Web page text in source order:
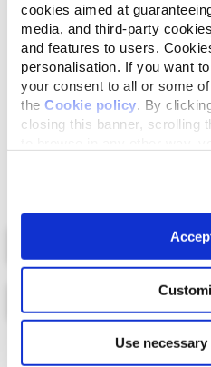
cookies aimed at
media, and third-party
and features to users.
personalisation. If you want
your consent to all or some
the Cookie policy . By
closing this banner, scrolling
Use
Verse kip 26%,
varkenseiwitten 13,4%,
kippenvet,
mineralen, gist,
0,125%. *Zonder-GGO.
3.
Kaart